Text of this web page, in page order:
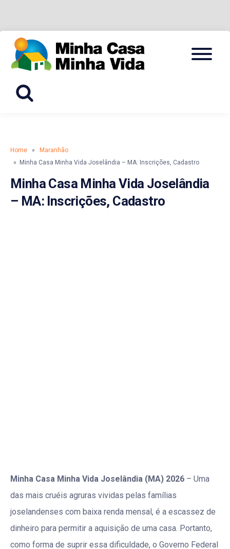
content
MINHA
CADASTRO, INSCRIÇÃO E SIMULADOR
Menu
Home »
Maranhão
» Minha Casa Minha Vida Joselândia – MA: Inscrições, Cadastro
Minha Casa Minha Vida Joselândia
– MA: Inscrições, Cadastro
Minha Casa Minha Vida Joselândia (MA) 2026 – Uma
das mais cruéis agruras vividas pelas famílias
joselandenses com baixa renda mensal, é a escassez de
dinheiro para permitir a aquisição de uma casa. Portanto,
como forma de suprir essa dificuldade, o Governo Federal